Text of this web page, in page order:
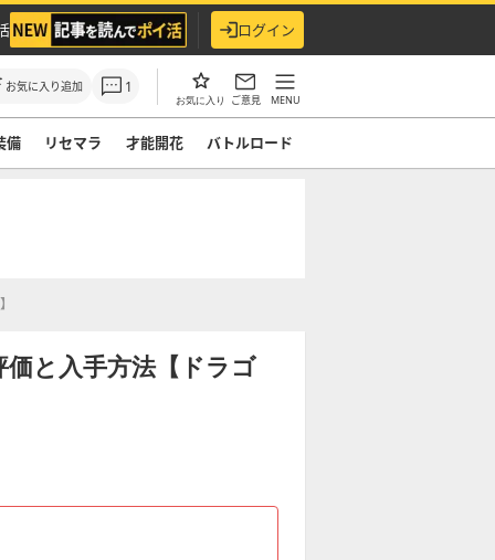
ログイン
お気に入り追加 1
お気に入り ご意見 MENU
備 リセマラ 才能開花 バトルロード
と入手方法【ドラゴ